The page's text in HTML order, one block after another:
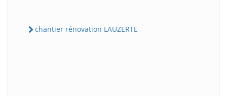
chantier rénovation LAUZERTE